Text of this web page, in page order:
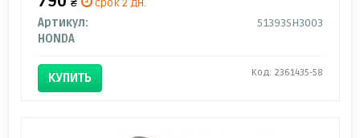
Артикул:
51393SH3003
HONDA
КУПИТЬ Код: 2361435-58